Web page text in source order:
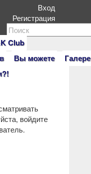
Club
Вы можете
нашего портала.
Вход
Регистрация
войдите